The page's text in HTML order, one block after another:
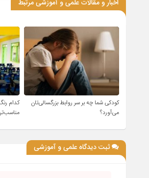
اخبار و مقالات علمی و آموزشی مرتبط
کودکی شما چه بر سر روابط بزرگسالی‌تان
می‌آورد؟
کدام
ثبت دیدگاه علمی و آموزشی